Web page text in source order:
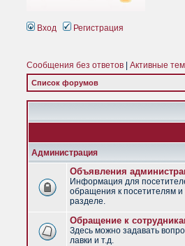
Вход Регистрация
Сообщения без ответов Активные
Список форумов
Администрация
Объявления
Информация для
обращения к посетителям
разделе.
Обращение к
Здесь можно задавать
лавки и т.д.